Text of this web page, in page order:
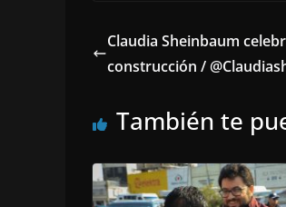
Claudia Sheinbaum
construcción /
También te